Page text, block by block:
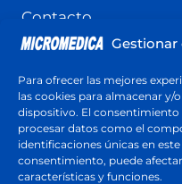
Para ofrecer las mejores
las cookies para almacenar y/
dispositivo. El
procesar datos como el
identificaciones únicas en
consentimiento, puede
características y funciones.
Contacto
Terminos y
Cotización
Respuesta en menos